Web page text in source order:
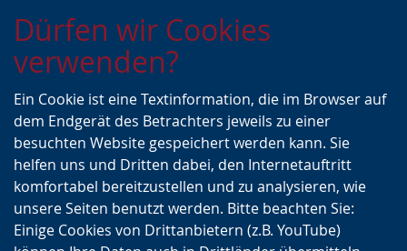
Zur
Hauptnavigation
Zur
Seitennavigation
Zum
Inhalt
Dürfen wir Cookies
verwenden?
Ein Cookie ist eine Textinformation, die im Browser auf
dem Endgerät des Betrachters jeweils zu einer
besuchten Website gespeichert werden kann. Sie
helfen uns und Dritten dabei, den Internetauftritt
komfortabel bereitzustellen und zu analysieren, wie
unsere Seiten benutzt werden. Bitte beachten Sie:
Einige Cookies von Drittanbietern (z.B. YouTube)